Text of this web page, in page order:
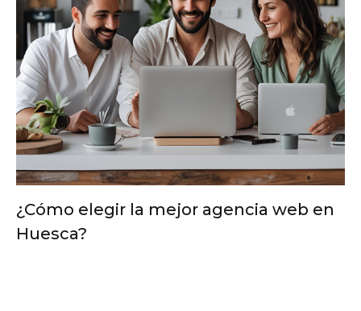
¿Cómo elegir la mejor agencia web en
Huesca?